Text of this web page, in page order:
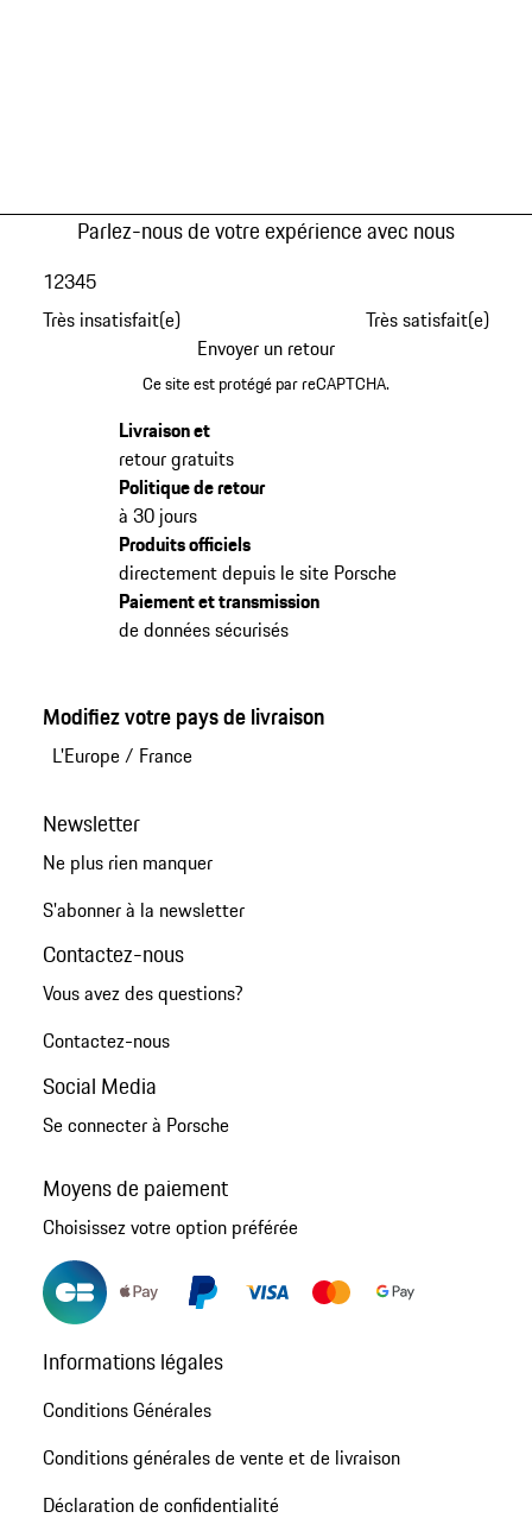
Parlez-nous de votre expérience avec nous
Très insatisfait(e)
12345
Très satisfait(e)
Envoyer un retour
Ce site est protégé par reCAPTCHA.
Livraison et
retour gratuits
Politique de retour
à 30 jours
Produits officiels
directement depuis le site Porsche
Paiement et transmission
de données sécurisés
Modifiez votre pays de livraison
L'Europe/ France
Newsletter
Ne plus rien manquer
S'abonner à la newsletter
Contactez-nous
Vous avez des questions?
Contactez-nous
Social Media
Se connecter à Porsche
Moyens de paiement
Choisissez votre option préférée
Informations légales
Conditions Générales
Conditions générales de vente et de livraison
Déclaration de confidentialité